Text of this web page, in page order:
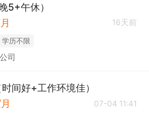
5+午休）
16天前
学历不限
司
间好+工作环境佳）
07-04 11:41